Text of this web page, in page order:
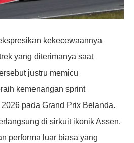
kekecewaannya
yang diterimanya saat
justru memicu
kemenangan sprint
pada Grand Prix Belanda.
di sirkuit ikonik Assen,
performa luar biasa yang